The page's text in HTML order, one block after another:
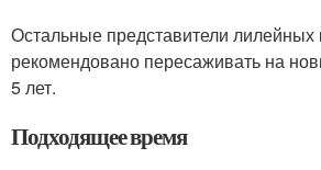
Остальные представители лилейных
рекомендовано пересаживать на
5 лет.
Подходящее время